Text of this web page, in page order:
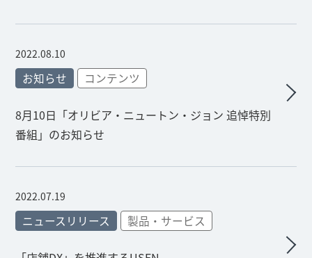
2022.08.10
お知らせ コンテンツ
8月10日「オリビア・ニュートン・ジョン 追悼特別
番組」のお知らせ
2022.07.19
ニュースリリース 製品・サービス